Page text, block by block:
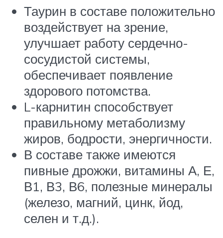
Таурин в составе положительно
воздействует на зрение,
улучшает работу сердечно-
сосудистой системы,
обеспечивает появление
здорового потомства.
L-карнитин способствует
правильному метаболизму
жиров, бодрости, энергичности.
В составе также имеются
пивные дрожжи, витамины А, Е,
В1, В3, В6, полезные минералы
(железо, магний, цинк, йод,
селен и т.д.).